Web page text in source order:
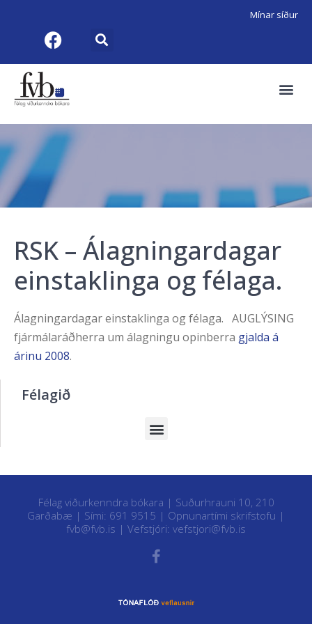
Mínar síður
RSK – Álagningardagar
einstaklinga og félaga.
Álagningardagar einstaklinga og félaga. AUGLÝSING
fjármálaráðherra um álagningu opinberra gjalda á
árinu 2008.
Félagið
Félag viðurkenndra bókara | Suðurhrauni 10, 210
Garðabæ | Sími: 691 9515 | Opnunartími skrifstofu |
fvb@fvb.is | Vefstjóri: vefstjori@fvb.is